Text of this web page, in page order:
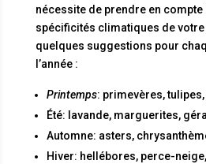
nécessite de prendre en
spécificités climatiques de
quelques suggestions pour
l’année :
Printemps: primevères,
Été: lavande, marguerites,
Automne: asters,
Hiver: hellébores, perce-